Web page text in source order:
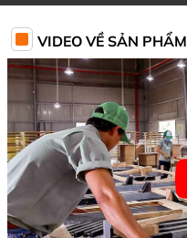
VIDEO VỀ SẢN PHẨM